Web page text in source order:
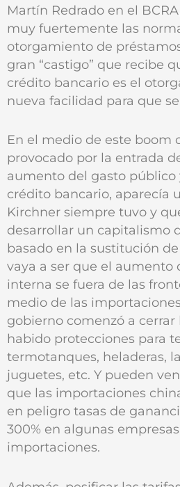
Martín Redrado en el
muy fuertemente las
otorgamiento de
gran “castigo” que recibe
crédito bancario es el
nueva facilidad para que
En el medio de este boom
provocado por la entrada
aumento del gasto público
crédito bancario, aparecía
Kirchner siempre tuvo y
desarrollar un capitalismo
basado en la sustitución
vaya a ser que el aumento
interna se fuera de las
medio de las
gobierno comenzó a cerrar
habido protecciones para
termotanques, heladeras,
juguetes, etc. Y pueden
que las importaciones
en peligro tasas de
300% en algunas
importaciones.